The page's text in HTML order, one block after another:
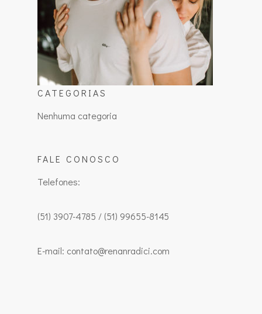
CATEGORIAS
Nenhuma categoria
FALE CONOSCO
Telefones:
(51) 3907-4785 / (51) 99655-8145
E-mail: contato@renanradici.com